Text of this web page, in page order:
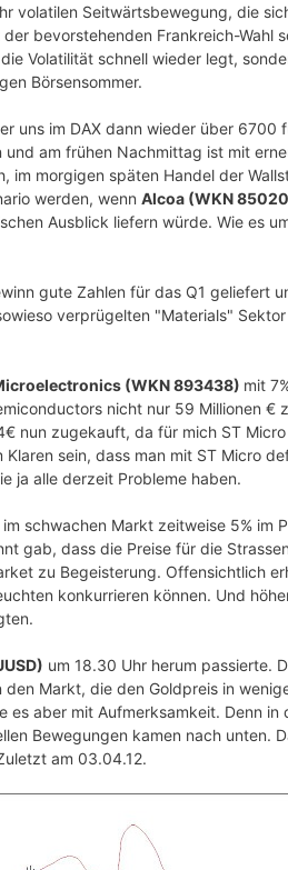
volatilen Seitwärtsbewegung, die
bevorstehenden Frankreich-Wahl
Volatilität schnell wieder legt,
Börsensommer.
uns im DAX dann wieder über 6700
am frühen Nachmittag ist mit
im morgigen späten Handel der
werden, wenn Alcoa (WKN
Ausblick liefern würde. Wie es
gute Zahlen für das Q1 geliefert
verprügelten "Materials"
(WKN 893438) mit
nicht nur 59 Millionen €
nun zugekauft, da für mich ST
sein, dass man mit ST Micro
ja alle derzeit Probleme haben.
schwachen Markt zeitweise 5% im
gab, dass die Preise für die
zu Begeisterung. Offensichtlich
konkurrieren können. Und
um 18.30 Uhr herum passierte.
Markt, die den Goldpreis in
aber mit Aufmerksamkeit. Denn
Bewegungen kamen nach unten.
am 03.04.12.